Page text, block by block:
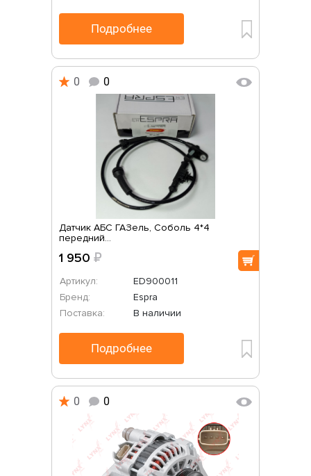
Подробнее
0 0
Датчик АБС ГАЗель, Соболь 4*4
передний...
1 950 ₽
Артикул:
ED900011
Бренд:
Espra
Поставка:
В наличии
Подробнее
0 0